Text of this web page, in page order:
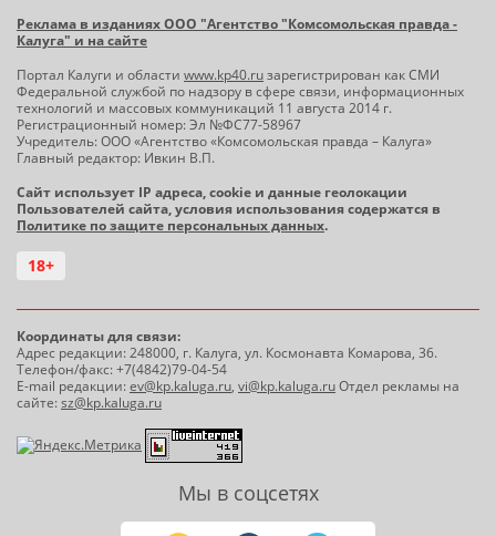
Реклама в изданиях ООО "Агентство "Комсомольская правда -
Калуга" и на сайте
Портал Калуги и области www.kp40.ruзарегистрирован как СМИ
Федеральной службой по надзору в сфере связи, информационных
технологий и массовых коммуникаций 11 августа 2014 г.
Регистрационный номер: Эл №ФС77-58967
Учредитель: ООО «Агентство «Комсомольская правда – Калуга»
Главный редактор: Ивкин В.П.
Сайт использует IP адреса, cookie и данные геолокации
Пользователей сайта, условия использования содержатся в
Политике по защите персональных данных.
18+
Координаты для связи:
Адрес редакции: 248000, г. Калуга, ул. Космонавта Комарова, 36.
Телефон/факс: +7(4842)79-04-54
E-mail редакции:ev@kp.kaluga.ru, vi@kp.kaluga.ruОтдел рекламы на
сайте:sz@kp.kaluga.ru
Мы в соцсетях